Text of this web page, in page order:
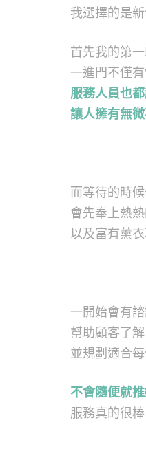
我選擇的是
首先我的第
一進門不僅
服務人員也
讓人擁有無
而等待的時
會先奉上熱
以及富有薰
一開始會有
幫助顧客了
並規劃適合
不會隨便就
服務真的很棒